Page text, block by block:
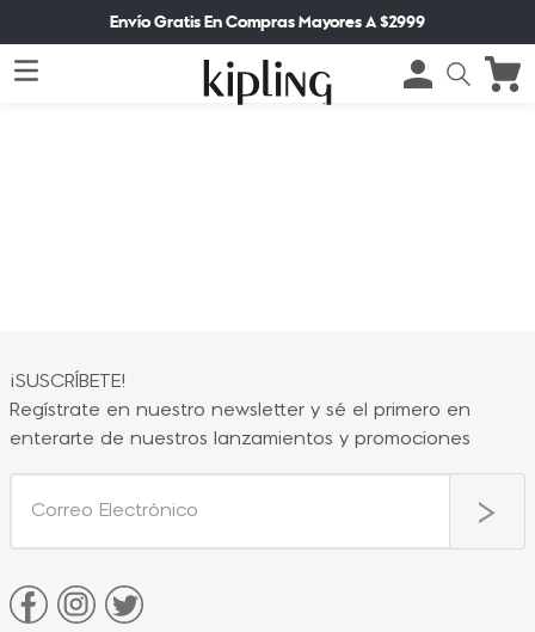
Envío Gratis En Compras Mayores A $2999
¡SUSCRÍBETE!
Regístrate en nuestro newsletter y sé el primero en
enterarte de nuestros lanzamientos y promociones